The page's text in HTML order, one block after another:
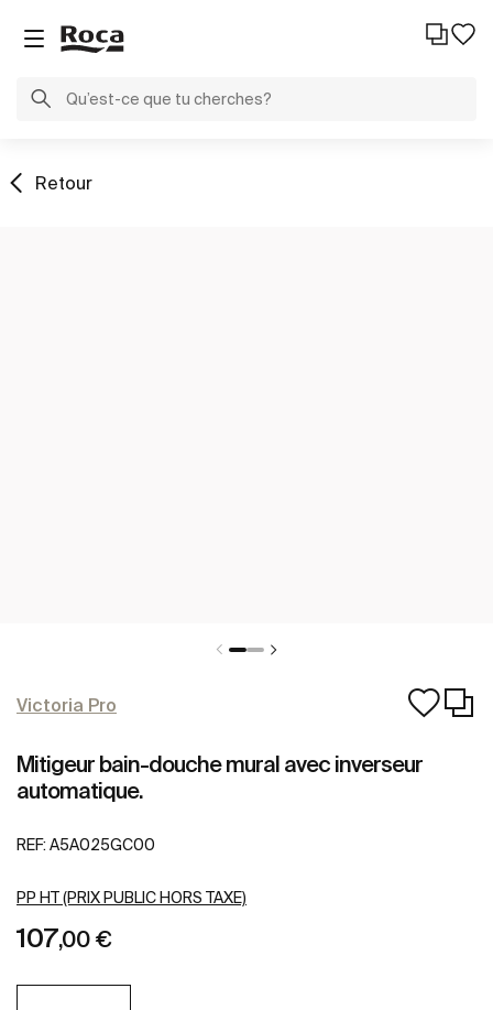
Retour
Victoria Pro
Mitigeur bain-douche mural avec inverseur
automatique.
REF: A5A025GC00
PP HT (PRIX PUBLIC HORS TAXE)
107,00 €